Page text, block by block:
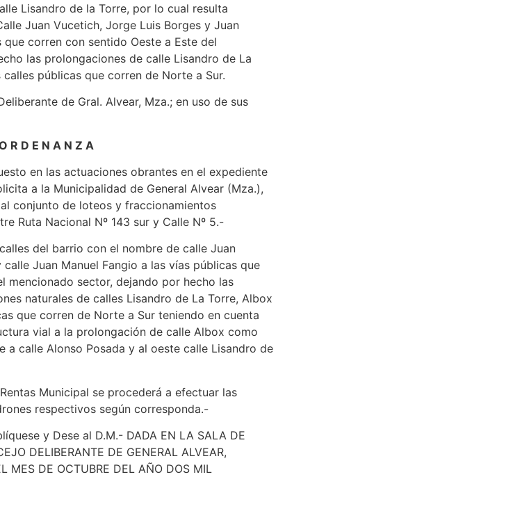
Lisandro de la Torre, por lo cual resulta
Juan Vucetich, Jorge Luis Borges y Juan
corren con sentido Oeste a Este del
las prolongaciones de calle Lisandro de La
públicas que corren de Norte a Sur.
de Gral. Alvear, Mza.; en uso de sus
R D E N A N Z A
en las actuaciones obrantes en el expediente
a la Municipalidad de General Alvear (Mza.),
conjunto de loteos y fraccionamientos
Ruta Nacional Nº 143 sur y Calle Nº 5.-
del barrio con el nombre de calle Juan
Juan Manuel Fangio a las vías públicas que
mencionado sector, dejando por hecho las
naturales de calles Lisandro de La Torre, Albox
que corren de Norte a Sur teniendo en cuenta
vial a la prolongación de calle Albox como
a calle Alonso Posada y al oeste calle Lisandro de
Municipal se procederá a efectuar las
respectivos según corresponda.-
y Dese al D.M.- DADA EN LA SALA DE
DELIBERANTE DE GENERAL ALVEAR,
MES DE OCTUBRE DEL AÑO DOS MIL